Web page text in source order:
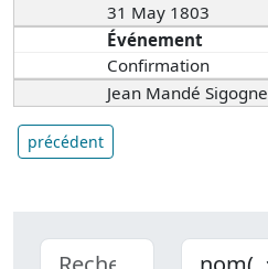
31 May 1803
Événement
Confirmation
Jean Mandé Sigogne
précédent